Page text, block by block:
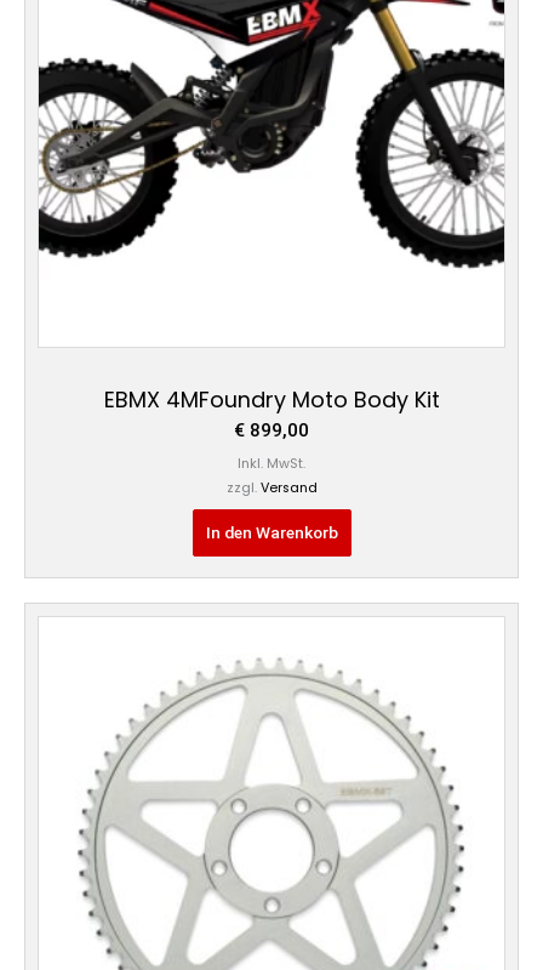
EBMX 4MFoundry Moto Body Kit
€ 899,00
Inkl. MwSt.
zzgl. Versand
In den Warenkorb